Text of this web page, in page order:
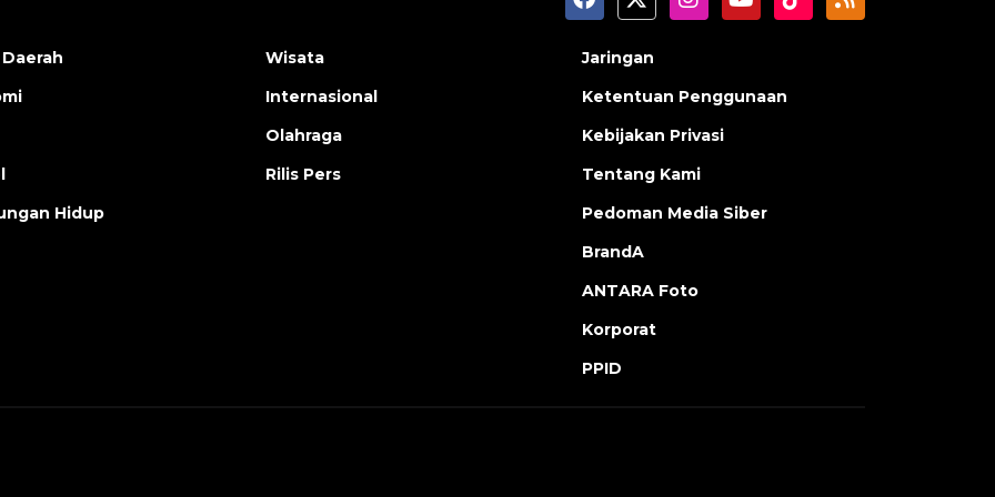
Hidup
Wisata
Internasional
Olahraga
Rilis Pers
Jaringan
Ketentuan Penggunaan
Kebijakan Privasi
Tentang Kami
Pedoman Media Siber
BrandA
ANTARA Foto
Korporat
PPID